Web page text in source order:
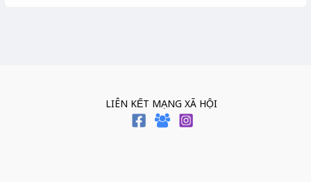
BÁNH CHƯNG BÁNH DẦY
BÁNH TRÁNG (1) BÁNH TRÔI BÁNH CHAY
LIÊN KẾT MẠNG XÃ HỘI